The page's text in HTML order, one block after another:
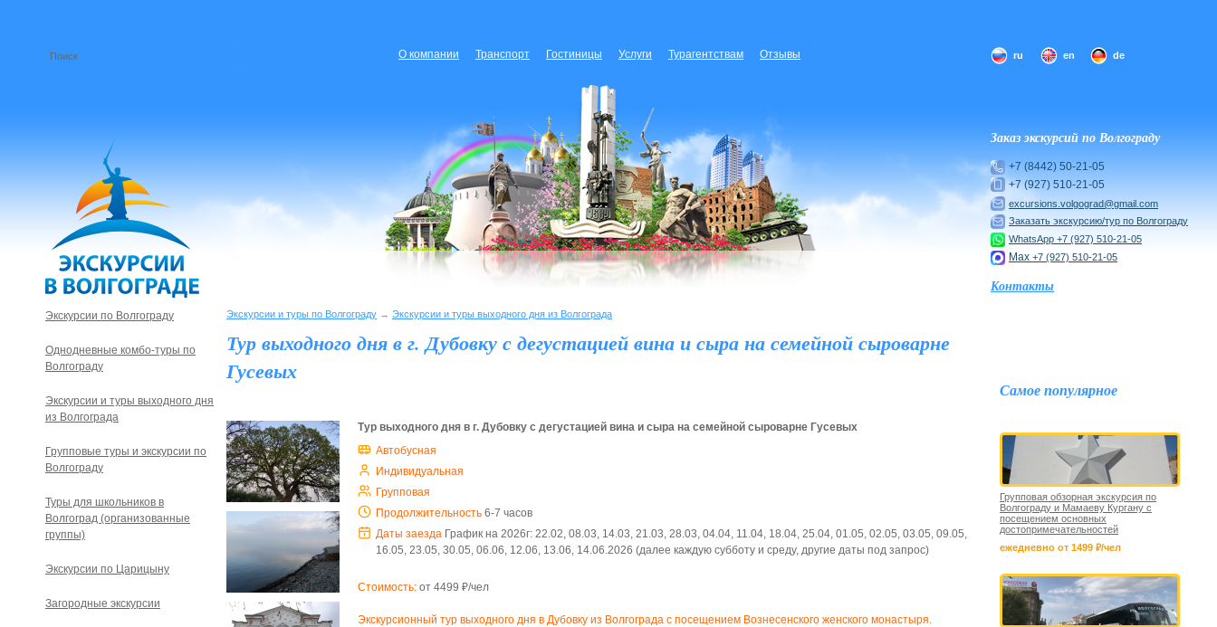
О компании Транспорт Гостиницы Услуги Турагентствам Отзывы ru en de
Заказ экскурсий по Волгограду
+7 (8442) 50-21-05
+7 (927) 510-21-05
excursions.volgograd@gmail.com
Заказать экскурсию/тур по Волгограду
WhatsApp +7 (927) 510-21-05
Max +7 (927) 510-21-05
Контакты
Экскурсии и туры по Волгограду → Экскурсии и туры выходного дня из Волгограда
Тур выходного дня в г. Дубовку с дегустацией вина и сыра на семейной сыроварне
Гусевых
Тур выходного дня в г. Дубовку с дегустацией вина и сыра на семейной сыроварне Гусевых
Автобусная
Индивидуальная
Групповая
Продолжительность 6-7 часов
Даты заезда График на 2026г: 22.02, 08.03, 14.03, 21.03, 28.03, 04.04, 11.04, 18.04, 25.04, 01.05, 02.05, 03.05, 09.05,
16.05, 23.05, 30.05, 06.06, 12.06, 13.06, 14.06.2026 (далее каждую субботу и среду, другие даты под запрос)
Стоимость: от 4499 ₽/чел
Экскурсионный тур выходного дня в Дубовку из Волгограда с посещением Вознесенского женского монастыря.
Экскурсии по Волгограду
Однодневные комбо-туры по
Волгограду
Экскурсии и туры выходного дня
из Волгограда
Групповые туры и экскурсии по
Волгограду
Туры для школьников в
Волгоград (организованные
группы)
Экскурсии по Царицыну
Загородные экскурсии
Самое популярное
Групповая обзорная экскурсия по
Волгограду и Мамаеву Кургану с
посещением основных
достопримечательностей
ежедневно от 1499 ₽/чел